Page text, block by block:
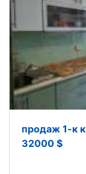
продаж 1-к
32000 $